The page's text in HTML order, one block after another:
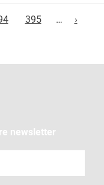
395 … ›
newsletter